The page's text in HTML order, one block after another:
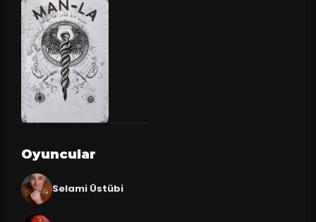
Oyuncular
Selami Üstübi